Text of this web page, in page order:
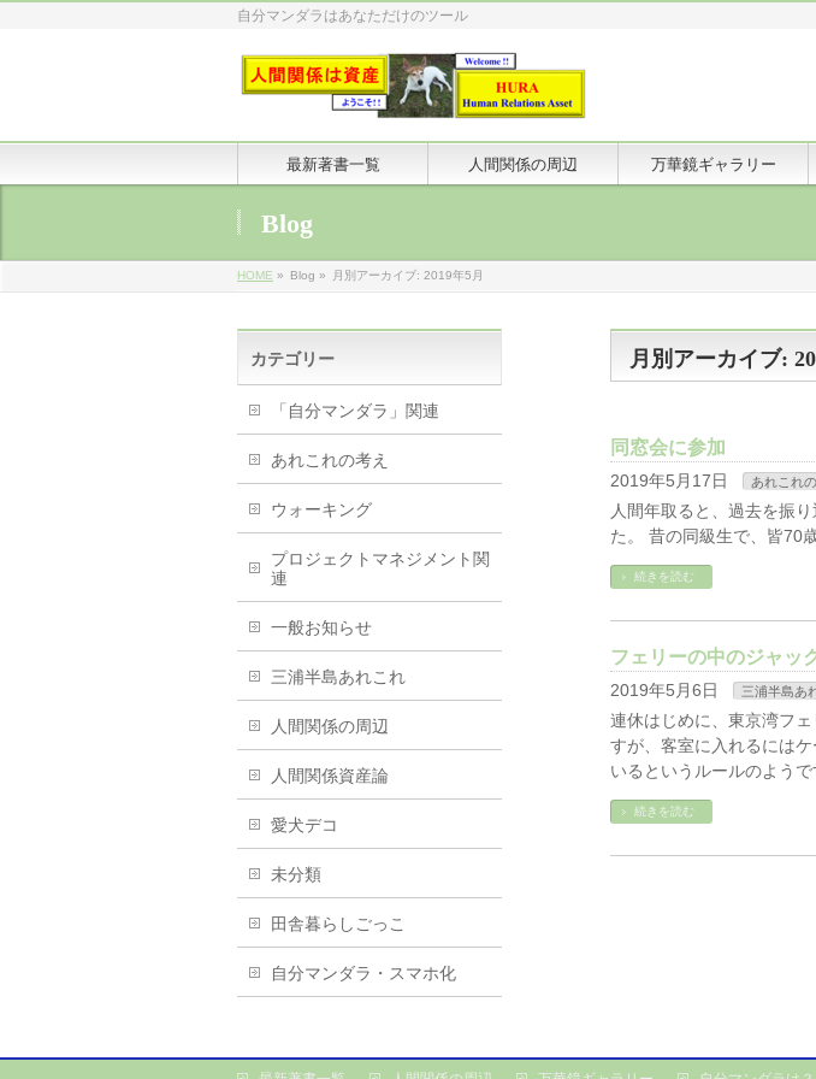
自分マンダラはあなただけのツール
最新著書一覧 人間関係の周辺 万華鏡ギャラリー
Blog
HOME » Blog » 月別アーカイブ: 2019年5月
月別アーカイブ:
同窓会に参加
2019年5月17日 あれこれ
人間年取ると、過去を振
た。 昔の同級生で、皆70
続きを読む
フェリーの中のジャッ
2019年5月6日 三浦半島あ
連休はじめに、東京湾フ
すが、客室に入れるには
いるというルールのよう
続きを読む
カテゴリー
「自分マンダラ」関連
あれこれの考え
ウォーキング
プロジェクトマネジメント関
連
一般お知らせ
三浦半島あれこれ
人間関係の周辺
人間関係資産論
愛犬デコ
未分類
田舎暮らしごっこ
自分マンダラ・スマホ化